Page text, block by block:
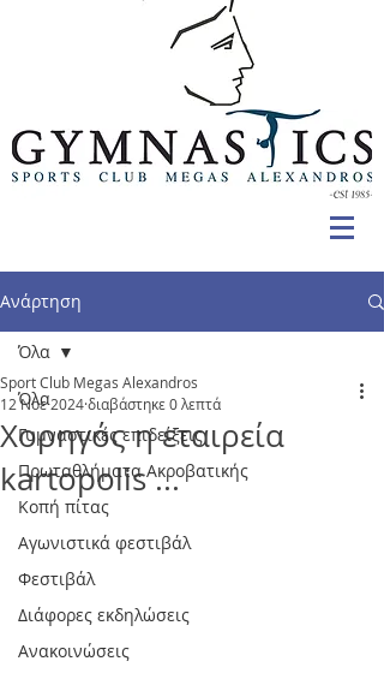
Ανάρτηση
Όλα
Γυμναστικές επιδείξεις
Πρωταθλήματα Ακροβατικής
Κοπή πίτας
Αγωνιστικά φεστιβάλ
Φεστιβάλ
Διάφορες εκδηλώσεις
Ανακοινώσεις
Όλα
Χορηγός η εταιρεία
kartopolis ...
Sport Club Megas Alexandros
12 Νοε 2024διαβάστηκε 0 λεπτά